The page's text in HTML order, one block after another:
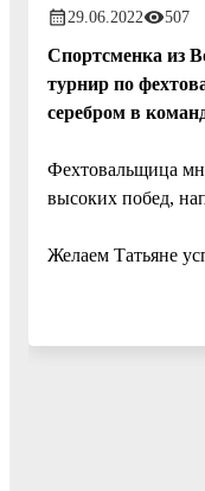
29.06.2022 507
Спортсменка из
турнир по
серебром в
Фехтовальщица
высоких побед,
Желаем Татьяне